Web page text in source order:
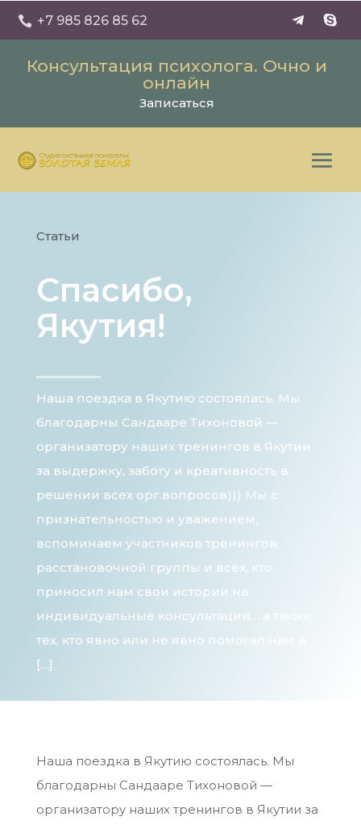
 +7 985 826 85 62
Консультация психолога. Очно и
онлайн
Записаться
Статьи
Спасибо,
Якутия!
Наша поездка в Якутию состоялась. Мы
благодарны Сандааре Тихоновой —
организатору наших тренингов в Якутии
за выдержку, заботу и креативность в
решении всех орг.вопросов))) Мы с
признательностью и уважением,
вспоминаем участников тренингов,
расстановочной группы и всех, кто
приносил нам свои истории на
индивидуальные консультации… а также
тех, кто явно или не явно помогал нам в
[…]
Наша поездка в Якутию состоялась. Мы
благодарны Сандааре Тихоновой —
организатору наших тренингов в Якутии за